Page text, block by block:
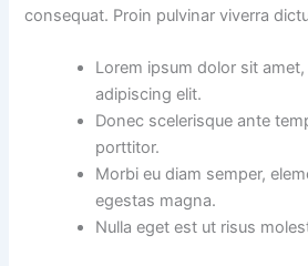
consequat. Proin pulvinar viverra
Lorem ipsum dolor sit
adipiscing elit.
Donec scelerisque ante
porttitor.
Morbi eu diam semper,
egestas magna.
Nulla eget est ut risus